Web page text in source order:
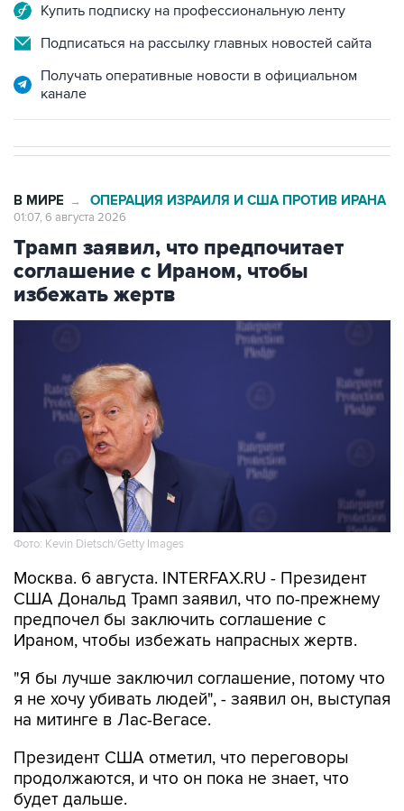
Купить подписку на профессиональную ленту
Подписаться на рассылку главных новостей сайта
Получать оперативные новости в официальном
канале
В МИРЕ → ОПЕРАЦИЯ ИЗРАИЛЯ И США ПРОТИВ ИРАНА
01:07, 6 августа 2026
Трамп заявил, что предпочитает
соглашение с Ираном, чтобы
избежать жертв
Фото: Kevin Dietsch/Getty Images
Москва. 6 августа. INTERFAX.RU - Президент
США Дональд Трамп заявил, что по-прежнему
предпочел бы заключить соглашение с
Ираном, чтобы избежать напрасных жертв.
"Я бы лучше заключил соглашение, потому что
я не хочу убивать людей", - заявил он, выступая
на митинге в Лас-Вегасе.
Президент США отметил, что переговоры
продолжаются, и что он пока не знает, что
будет дальше.